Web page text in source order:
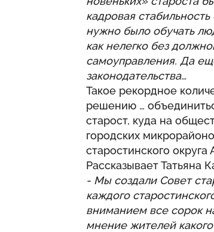
кадровая
нужно было обучать
как нелегко без
самоуправления. Да
законодательства…
Такое рекордное
решению …
старост, куда на
городских
старостинского
Рассказывает Татьяна
- Мы создали Совет
каждого
вниманием все сорок
мнение жителей